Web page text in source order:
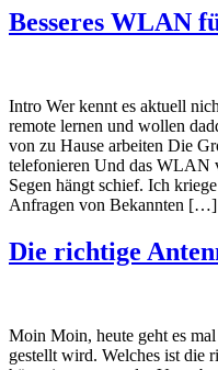
Besseres WLAN
Intro Wer kennt es aktuell
remote lernen und wollen
von zu Hause arbeiten Die
telefonieren Und das WLAN
Segen hängt schief. Ich
Anfragen von Bekannten […]
Die richtige
Moin Moin, heute geht es
gestellt wird. Welches ist die